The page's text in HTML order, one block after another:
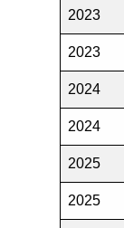
2023
2023
2024
2024
2025
2025